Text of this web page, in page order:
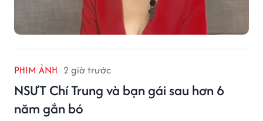
PHIM ẢNH 2 giờ trước
NSƯT Chí Trung và bạn gái sau hơn 6
năm gắn bó